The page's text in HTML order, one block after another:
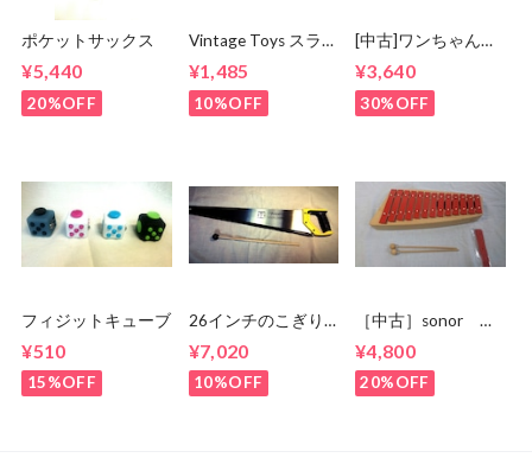
ポケットサックス
¥5,440
20%OFF
Vintage Toys スライ
ドホイッスル
¥1,485
10%OFF
[中古]ワンちゃんシ
ロホン 日本製
¥3,640
30%OFF
フィジットキューブ
¥510
15%OFF
26インチのこぎり
¥7,020
10%OFF
［中古］sonor グ
NG11 箱 状態
良
¥4,800
20%OFF